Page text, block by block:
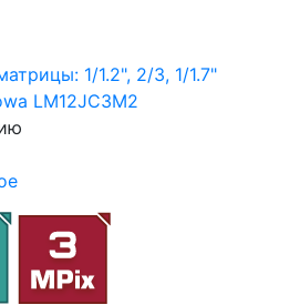
1/1.2", 2/3, 1/1.7"
LM12JC3M2